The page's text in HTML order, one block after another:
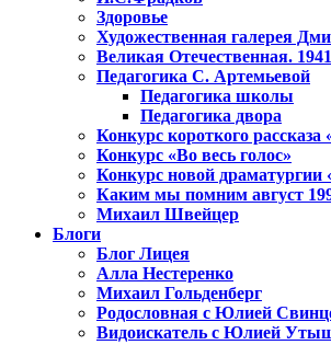
Здоровье
Художественная галерея
Великая Отечественная.
Педагогика С. Артемьевой
Педагогика школы
Педагогика двора
Конкурс короткого рассказа
Конкурс «Во весь голос»
Конкурс новой драматургии
Каким мы помним август
Михаил Швейцер
Блоги
Блог Лицея
Алла Нестеренко
Михаил Гольденберг
Родословная с Юлией
Видоискатель с Юлией